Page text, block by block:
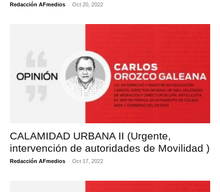
Redacción AFmedios - Oct 20, 2022
CALAMIDAD URBANA II (Urgente,
intervención de autoridades de Movilidad )
Redacción AFmedios - Oct 17, 2022